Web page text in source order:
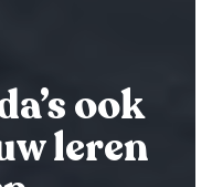
ook
leren